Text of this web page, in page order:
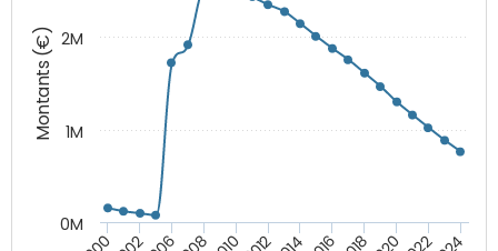
Montants (€)
0M
1M
2M